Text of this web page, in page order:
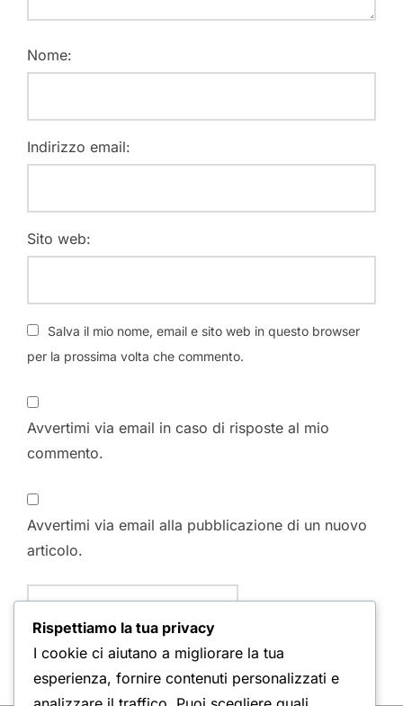
Nome:
Indirizzo email:
Sito web:
Salva il mio nome, email e sito web in questo browser
per la prossima volta che commento.
Avvertimi via email in caso di risposte al mio
commento.
Avvertimi via email alla pubblicazione di un nuovo
articolo.
Rispettiamo la tua privacy
I cookie ci aiutano a migliorare la tua
esperienza, fornire contenuti personalizzati e